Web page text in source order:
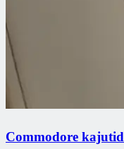
Commodore kajutid